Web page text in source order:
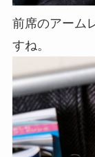
前席のアーム
すね。